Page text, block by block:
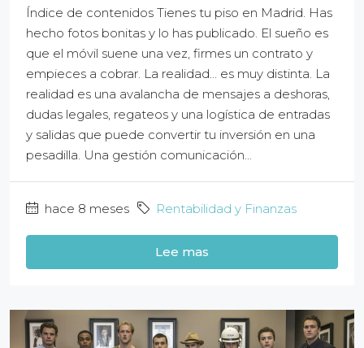
Índice de contenidos Tienes tu piso en Madrid. Has
hecho fotos bonitas y lo has publicado. El sueño es
que el móvil suene una vez, firmes un contrato y
empieces a cobrar. La realidad... es muy distinta. La
realidad es una avalancha de mensajes a deshoras,
dudas legales, regateos y una logística de entradas
y salidas que puede convertir tu inversión en una
pesadilla. Una gestión comunicación...
hace 8 meses Rentabilidad y Finanzas
Lee mas